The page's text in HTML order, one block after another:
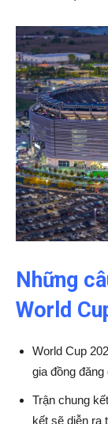
Những
World
World Cup
gia đồng
Trận chung
kết sẽ diễn ra